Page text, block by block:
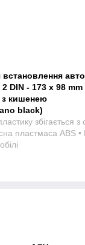
2 DIN - 173 x 98 mm
з кишенею
black)
збігається з
пластмаса ABS •